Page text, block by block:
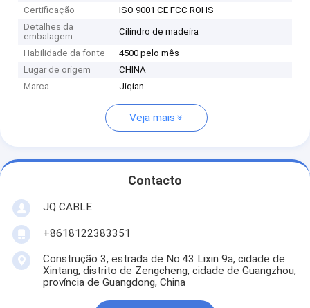
Certificação
ISO 9001 CE FCC ROHS
Detalhes da
embalagem
Cilindro de madeira
Habilidade da fonte
4500 pelo mês
Lugar de origem
CHINA
Marca
Jiqian
Veja mais
Contacto
JQ CABLE
+8618122383351
Construção 3, estrada de No.43 Lixin 9a, cidade de
Xintang, distrito de Zengcheng, cidade de Guangzhou,
província de Guangdong, China